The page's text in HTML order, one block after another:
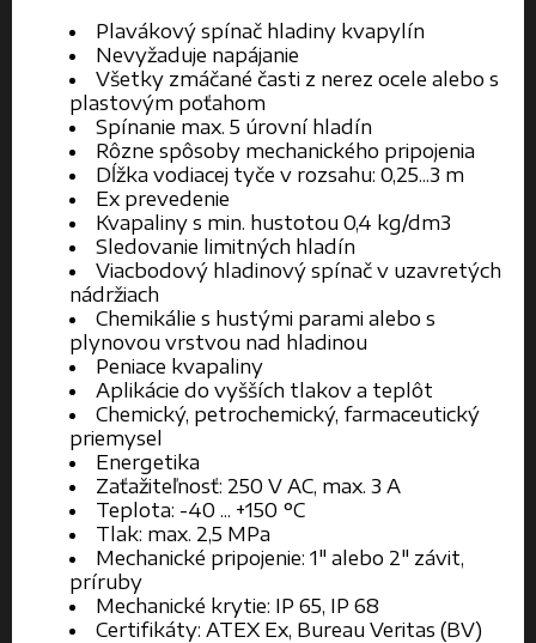
Plavákový spínač hladiny kvapylín
Nevyžaduje napájanie
Všetky zmáčané časti z nerez ocele alebo s
plastovým poťahom
Spínanie max. 5 úrovní hladín
Rôzne spôsoby mechanického pripojenia
Dĺžka vodiacej tyče v rozsahu: 0,25...3 m
Ex prevedenie
Kvapaliny s min. hustotou 0,4 kg/dm3
Sledovanie limitných hladín
Viacbodový hladinový spínač v uzavretých
nádržiach
Chemikálie s hustými parami alebo s
plynovou vrstvou nad hladinou
Peniace kvapaliny
Aplikácie do vyšších tlakov a teplôt
Chemický, petrochemický, farmaceutický
priemysel
Energetika
Zaťažiteľnosť: 250 V AC, max. 3 A
Teplota: -40 ... +150 °C
Tlak: max. 2,5 MPa
Mechanické pripojenie: 1" alebo 2" závit,
príruby
Mechanické krytie: IP 65, IP 68
Certifikáty: ATEX Ex, Bureau Veritas (BV)